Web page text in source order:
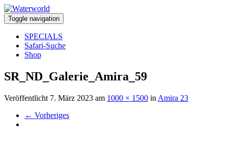
Toggle navigation
SPECIALS
Safari-Suche
Shop
SR_ND_Galerie_Amira_59
Veröffentlicht 7. März 2023 am 1000 × 1500 in Amira 23
← Vorheriges